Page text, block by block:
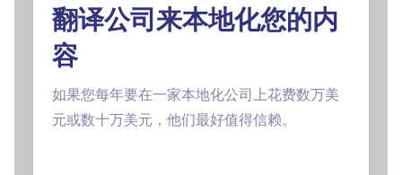
翻译公司来本地化您的内
容
如果您每年要在一家本地化公司上花费数万美
元或数十万美元，他们最好值得信赖。